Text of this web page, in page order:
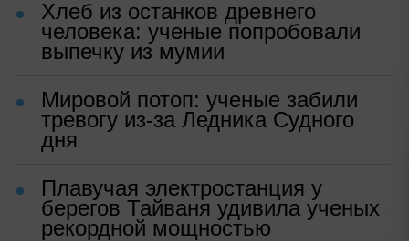
Хлеб из останков древнего
человека: ученые попробовали
выпечку из мумии
Мировой потоп: ученые забили
тревогу из-за Ледника Судного
дня
Плавучая электростанция у
берегов Тайваня удивила ученых
рекордной мощностью